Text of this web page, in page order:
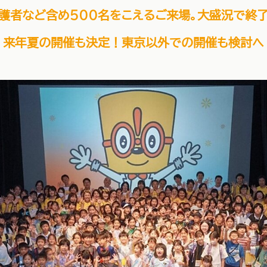
者など含め500名をこえるご来場。大盛況で終
来年夏の開催も決定！ 東京以外での開催も検討へ